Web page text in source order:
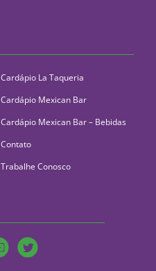
Cardápio La Taqueria
Cardápio Mexican Bar
Cardápio Mexican Bar – Bebidas
Contato
Trabalhe Conosco